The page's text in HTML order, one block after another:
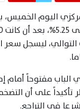
اليوم
ليسجل سعر
الباب مفتوحاً أمام
تأكيداً على أن
في التراجع.